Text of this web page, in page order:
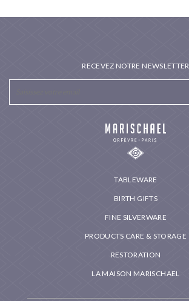
TABLEWARE
BIRTH GIFTS
FINE SILVERWARE
PRODUCTS CARE & STORAGE
RESTORATION
LA MAISON MARISCHAEL
RECEVEZ NOTRE NEWSLETTER